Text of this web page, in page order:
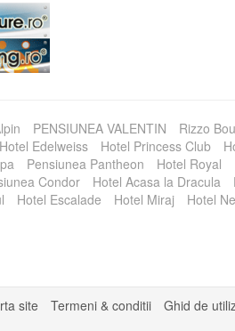
PENSIUNEA VALENTIN
Rizzo
Hotel Edelweiss Hotel Princess Club
Pensiunea Pantheon Hotel Royal
Condor Hotel Acasa la Dracula
Hotel Escalade Hotel Miraj Hotel
site Termeni & conditii
Ghid de